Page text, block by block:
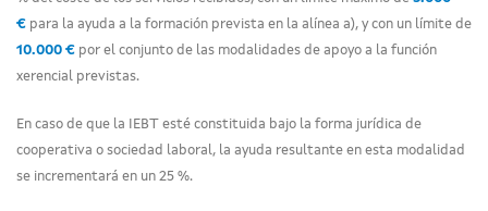
€ para la ayuda a la formación prevista en la alínea a), y con un límite de
10.000 € por el conjunto de las modalidades de apoyo a la función
xerencial previstas.
En caso de que la IEBT esté constituida bajo la forma jurídica de
cooperativa o sociedad laboral, la ayuda resultante en esta modalidad
se incrementará en un 25 %.